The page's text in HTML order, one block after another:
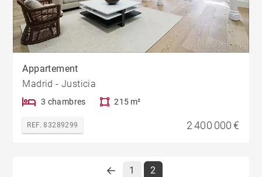
Appartement
Madrid - Justicia
3 chambres 215 m²
REF. 83289299 2 400 000 €
1 2